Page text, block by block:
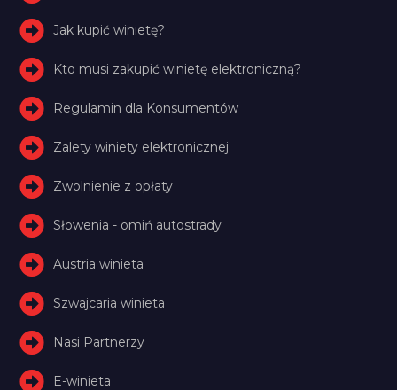
Jak kupić winietę?
Kto musi zakupić winietę elektroniczną?
Regulamin dla Konsumentów
Zalety winiety elektronicznej
Zwolnienie z opłaty
Słowenia - omiń autostrady
Austria winieta
Szwajcaria winieta
Nasi Partnerzy
E-winieta